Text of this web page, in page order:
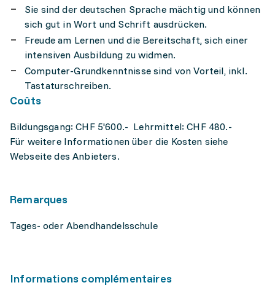
Sie sind der deutschen Sprache mächtig und können
sich gut in Wort und Schrift ausdrücken.
Freude am Lernen und die Bereitschaft, sich einer
intensiven Ausbildung zu widmen.
Computer-Grundkenntnisse sind von Vorteil, inkl.
Tastaturschreiben.
Coûts
Bildungsgang: CHF 5'600.- Lehrmittel: CHF 480.-
Für weitere Informationen über die Kosten siehe
Webseite des Anbieters.
Remarques
Tages- oder Abendhandelsschule
Informations complémentaires